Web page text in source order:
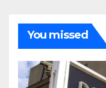
You missed